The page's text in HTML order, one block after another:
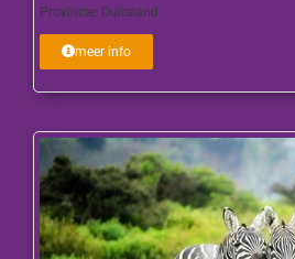
Provincie: Duitsland
meer info